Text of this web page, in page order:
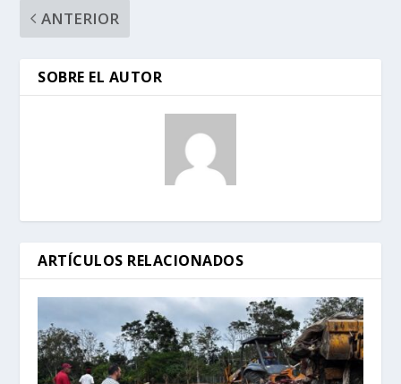
ANTERIOR
SOBRE EL AUTOR
ARTÍCULOS RELACIONADOS